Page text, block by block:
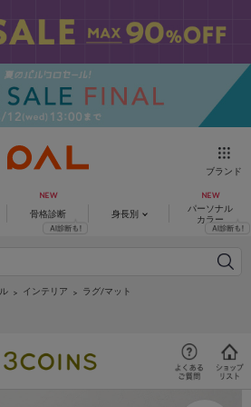
ブランド
骨格診断 身長別
パーソナル
カラー
インテリア
ラグ/マット